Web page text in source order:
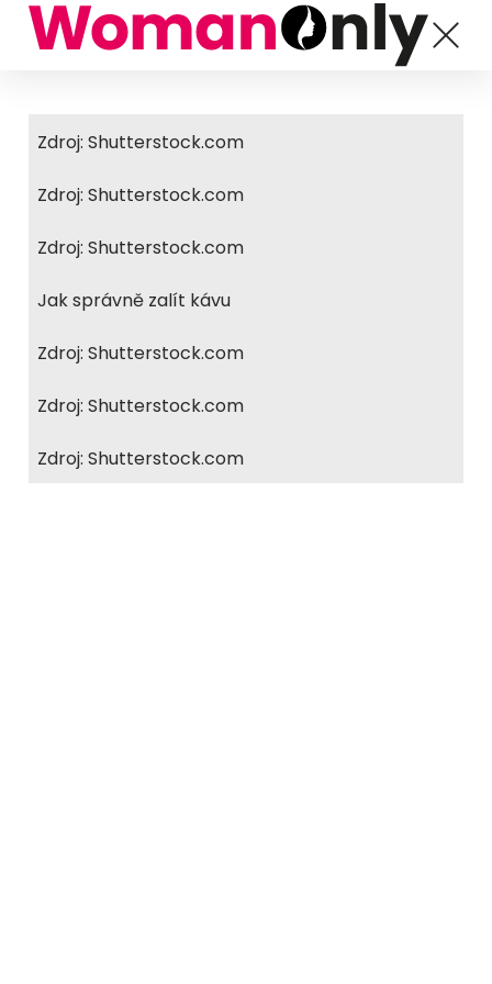
Zdroj: Shutterstock.com
Zdroj: Shutterstock.com
Zdroj: Shutterstock.com
Jak správně zalít kávu
Zdroj: Shutterstock.com
Zdroj: Shutterstock.com
Zdroj: Shutterstock.com